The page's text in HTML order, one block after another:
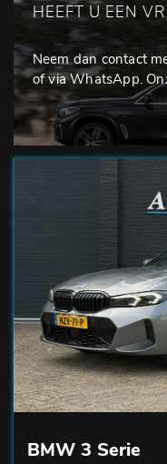
HEEFT U EEN
Neem dan contact
of via WhatsApp.
BMW 3 Serie